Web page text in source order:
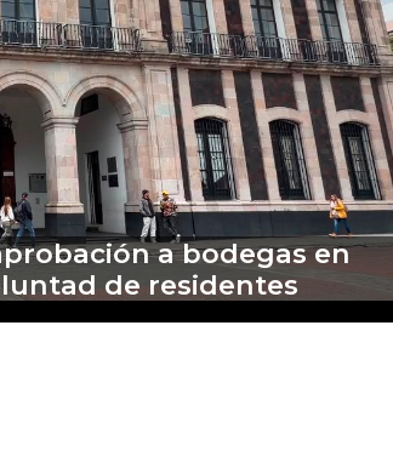
y Perú; "seguiremos en
Sheinbaum